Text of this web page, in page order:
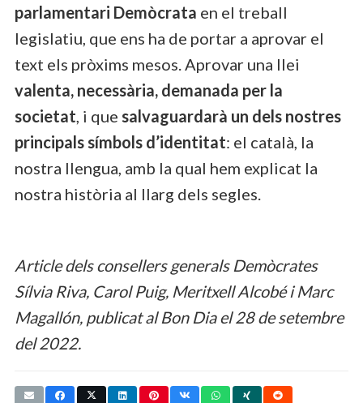
parlamentari Demòcrata en el treball
legislatiu, que ens ha de portar a aprovar el
text els pròxims mesos. Aprovar una llei
valenta, necessària, demanada per la
societat, i que salvaguardarà un dels nostres
principals símbols d’identitat: el català, la
nostra llengua, amb la qual hem explicat la
nostra història al llarg dels segles.
Article dels consellers generals Demòcrates
Sílvia Riva, Carol Puig, Meritxell Alcobé i Marc
Magallón, publicat al Bon Dia el 28 de setembre
del 2022.